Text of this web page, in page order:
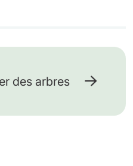
des arbres